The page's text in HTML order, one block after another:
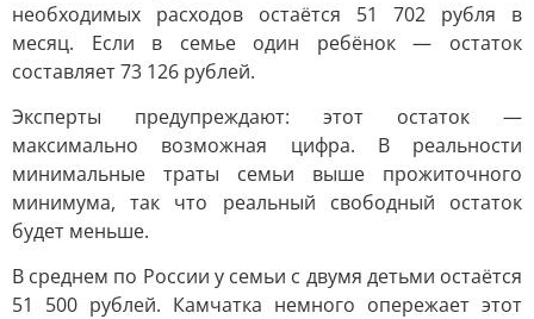
необходимых расходов остаётся 51 702 рубля в
месяц. Если в семье один ребёнок — остаток
составляет 73 126 рублей.
Эксперты предупреждают: этот остаток —
максимально возможная цифра. В реальности
минимальные траты семьи выше прожиточного
минимума, так что реальный свободный остаток
будет меньше.
В среднем по России у семьи с двумя детьми остаётся
51 500 рублей. Камчатка немного опережает этот